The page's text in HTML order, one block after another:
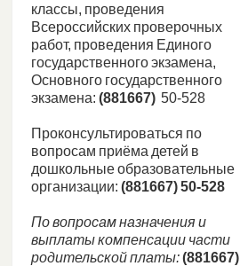
классы, проведения
Всероссийских проверочных
работ, проведения Единого
государственного экзамена,
Основного государственного
экзамена: (881667) 50-528
Проконсультироваться по
вопросам приёма детей в
дошкольные образовательные
организации: (881667) 50-528
По вопросам назначения и
выплаты компенсации части
родительской платы:(881667)